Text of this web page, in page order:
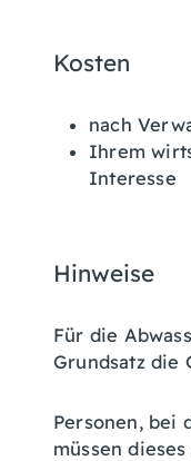
Kosten
nach
Ihrem
Interesse
Hinweise
Für die
Grundsatz die
Personen, bei
müssen